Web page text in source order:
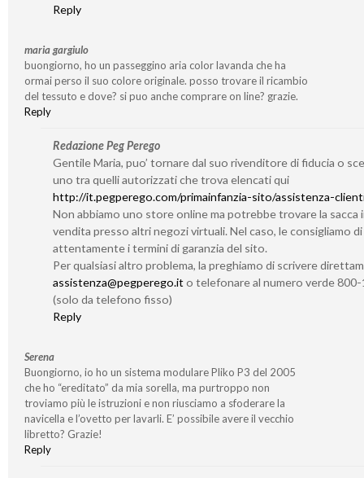
Reply
maria gargiulo
buongiorno, ho un passeggino aria color lavanda che ha
ormai perso il suo colore originale. posso trovare il ricambio
del tessuto e dove? si puo anche comprare on line? grazie.
Reply
Redazione Peg Perego
Gentile Maria, puo’ tornare dal suo rivenditore di fiducia o
uno tra quelli autorizzati che trova elencati qui
http://it.pegperego.com/primainfanzia-sito/assistenza-
Non abbiamo uno store online ma potrebbe trovare la sacca
vendita presso altri negozi virtuali. Nel caso, le consigliamo
attentamente i termini di garanzia del sito.
Per qualsiasi altro problema, la preghiamo di scrivere
assistenza@pegperego.ito telefonare al numero verde 800-
(solo da telefono fisso)
Reply
Serena
Buongiorno, io ho un sistema modulare Pliko P3 del 2005
che ho “ereditato” da mia sorella, ma purtroppo non
troviamo più le istruzioni e non riusciamo a sfoderare la
navicella e l’ovetto per lavarli. E’ possibile avere il vecchio
libretto? Grazie!
Reply